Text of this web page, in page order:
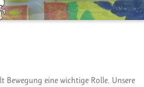
Bewegung eine wichtige Rolle. Unsere